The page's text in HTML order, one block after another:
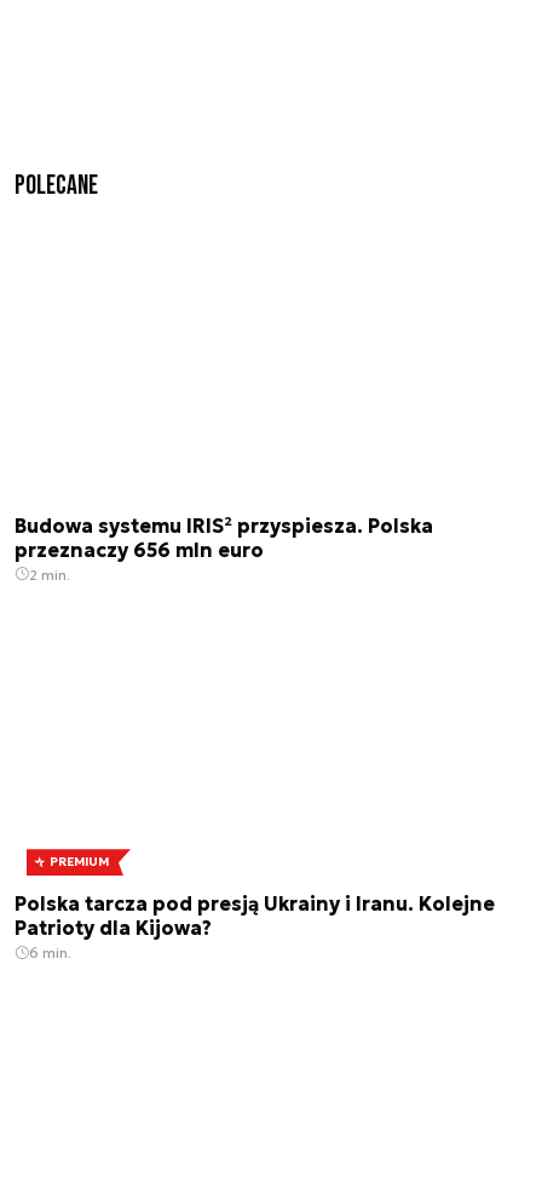
Polecane
Budowa systemu IRIS² przyspiesza. Polska
przeznaczy 656 mln euro
2 min.
PREMIUM
Polska tarcza pod presją Ukrainy i Iranu. Kolejne
Patrioty dla Kijowa?
6 min.